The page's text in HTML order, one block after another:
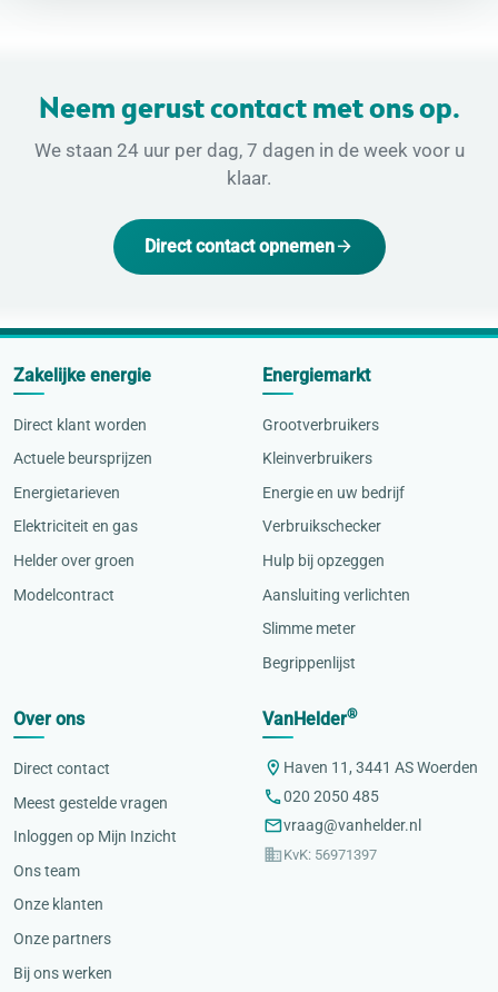
Neem gerust contact met ons op.
We staan 24 uur per dag, 7 dagen in de week voor u
klaar.
Direct contact opnemen
Zakelijke energie
Direct klant worden
Actuele beursprijzen
Energietarieven
Elektriciteit en gas
Helder over groen
Modelcontract
Energiemarkt
Grootverbruikers
Kleinverbruikers
Energie en uw bedrijf
Verbruikschecker
Hulp bij opzeggen
Aansluiting verlichten
Slimme meter
Begrippenlijst
Over ons
Direct contact
Meest gestelde vragen
Inloggen op Mijn Inzicht
Ons team
Onze klanten
Onze partners
Bij ons werken
VanHelder®
Haven 11, 3441 AS Woerden
020 2050 485
vraag@vanhelder.nl
KvK: 56971397